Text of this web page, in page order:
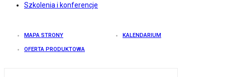
Szkolenia i konferencje
MAPA STRONY KALENDARIUM
OFERTA PRODUKTOWA